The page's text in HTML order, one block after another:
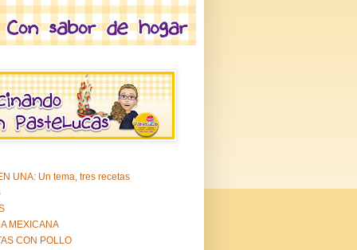
UNA: Un tema, tres recetas
MEXICANA
CON POLLO